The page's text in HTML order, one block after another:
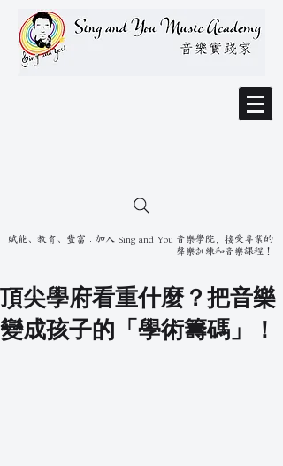
賦能、教育、豐富：加入 Sing and You 音樂學院，接受專業的
聲樂訓練和音樂課程！
頂尖學府看重什麼？把音樂
變成孩子的「學術籌碼」！